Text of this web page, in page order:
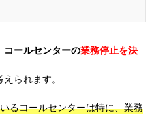
コールセンターの業務停止を決
られます。
るコールセンターは特に、業務